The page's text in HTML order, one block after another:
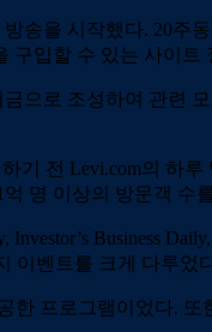
을 시작했다. 20주
입할 수 있는 사이트
으로 조성하여 관련
전 Levi.com의 하
명 이상의 방문객 수
Business
이벤트를 크게 다루었
프로그램이었다.